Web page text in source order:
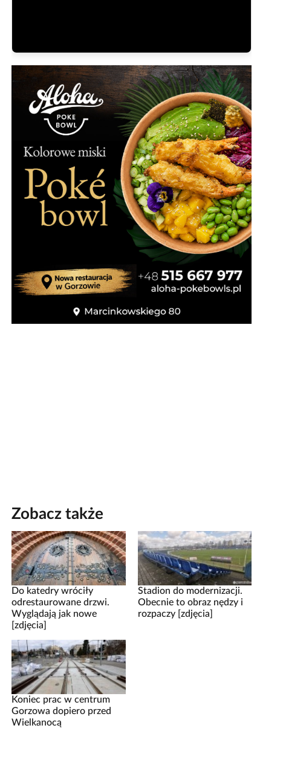
Zobacz także
Do katedry wróciły
odrestaurowane drzwi.
Wyglądają jak nowe
[zdjęcia]
Stadion do modernizacji.
Obecnie to obraz nędzy i
rozpaczy [zdjęcia]
Koniec prac w centrum
Gorzowa dopiero przed
Wielkanocą